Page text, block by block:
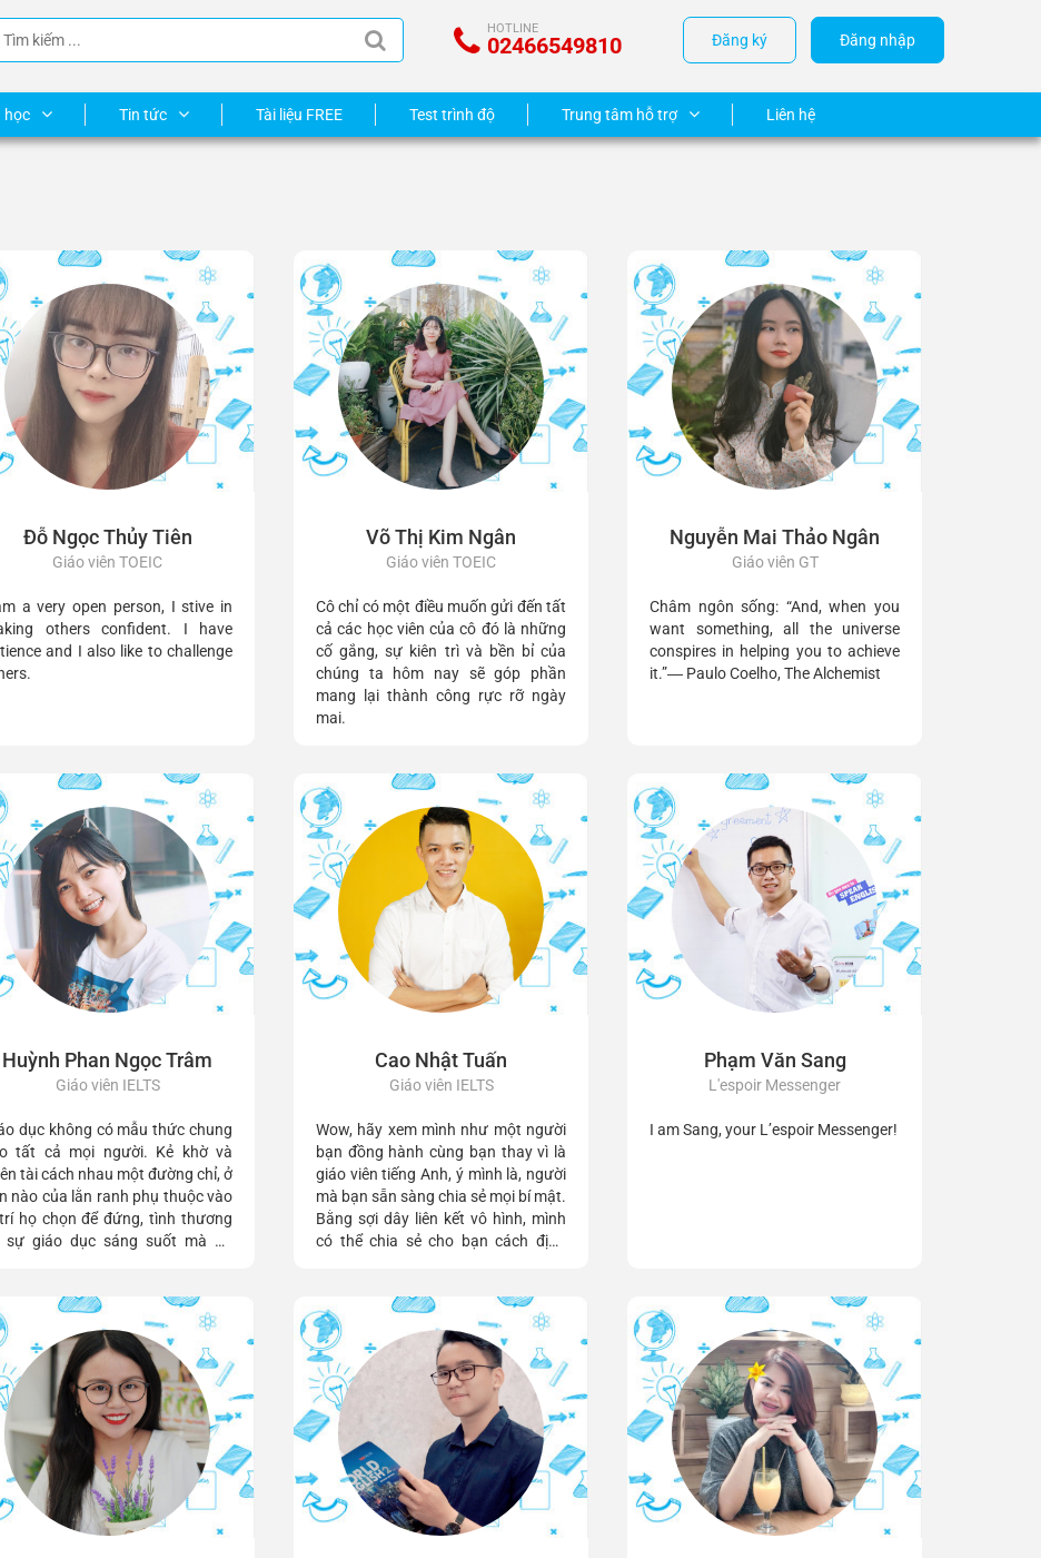
HOTLINE
02466549810 Đăng ký Đăng nhập
học Tin tức Tài liệu FREE Test trình độ Trung tâm hỗ trợ Liên hệ
Đỗ Ngọc Thủy Tiên
Giáo viên TOEIC
a very open person, I stive in
others confident. I have
and I also like to challenge
Võ Thị Kim Ngân
Giáo viên TOEIC
Cô chỉ có một điều muốn gửi đến tất
cả các học viên của cô đó là những
cố gắng, sự kiên trì và bền bỉ của
chúng ta hôm nay sẽ góp phần
mang lại thành công rực rỡ ngày
mai.
Nguyễn Mai Thảo Ngân
Giáo viên GT
Châm ngôn sống: “And, when you
want something, all the universe
conspires in helping you to achieve
it.”― Paulo Coelho, The Alchemist
Huỳnh Phan Ngọc Trâm
Giáo viên IELTS
dục không có mẫu thức chung
tất cả mọi người. Kẻ khờ và
tài cách nhau một đường chỉ, ở
nào của lằn ranh phụ thuộc vào
họ chọn để đứng, tình thương
sự giáo dục sáng suốt mà họ
Cao Nhật Tuấn
Giáo viên IELTS
Wow, hãy xem mình như một người
bạn đồng hành cùng bạn thay vì là
giáo viên tiếng Anh, ý mình là, người
mà bạn sẵn sàng chia sẻ mọi bí mật.
Bằng sợi dây liên kết vô hình, mình
có thể chia sẻ cho bạn cách định
mình những điều mà mình không
biết, như hạnh phúc, tình cảm
Phạm Văn Sang
L'espoir Messenger
I am Sang, your L’espoir Messenger!